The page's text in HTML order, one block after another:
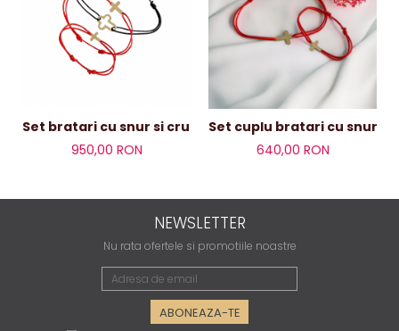
Set bratari cu snur si cruciulita
950,00 RON
Set cuplu bratari cu snur si
640,00 RON
NEWSLETTER
Nu rata ofertele si promotiile noastre